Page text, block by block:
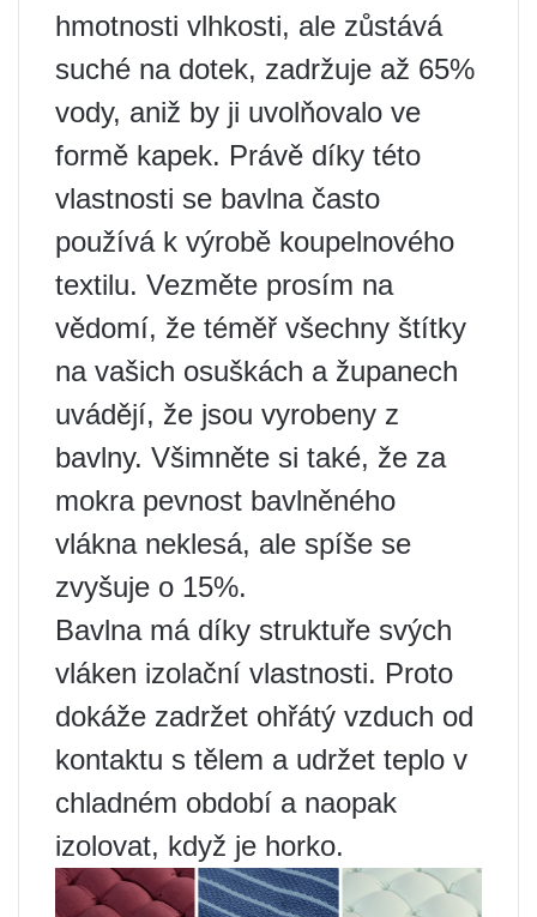
hmotnosti vlhkosti, ale zůstává
suché na dotek, zadržuje až 65%
vody, aniž by ji uvolňovalo ve
formě kapek. Právě díky této
vlastnosti se bavlna často
používá k výrobě koupelnového
textilu. Vezměte prosím na
vědomí, že téměř všechny štítky
na vašich osuškách a županech
uvádějí, že jsou vyrobeny z
bavlny. Všimněte si také, že za
mokra pevnost bavlněného
vlákna neklesá, ale spíše se
zvyšuje o 15%.
Bavlna má díky struktuře svých
vláken izolační vlastnosti. Proto
dokáže zadržet ohřátý vzduch od
kontaktu s tělem a udržet teplo v
chladném období a naopak
izolovat, když je horko.